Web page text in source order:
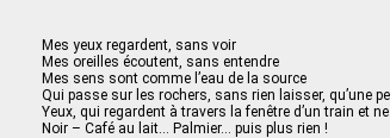
Mes yeux regardent, sans voir
Mes oreilles écoutent, sans entendre
Mes sens sont comme l’eau de la source
Qui passe sur les rochers, sans rien laisser, qu’une
Yeux, qui regardent à travers la fenêtre d’un train et
Noir – Café au lait… Palmier… puis plus rien !